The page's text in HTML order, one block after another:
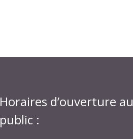
Horaires d’ouverture au
public :